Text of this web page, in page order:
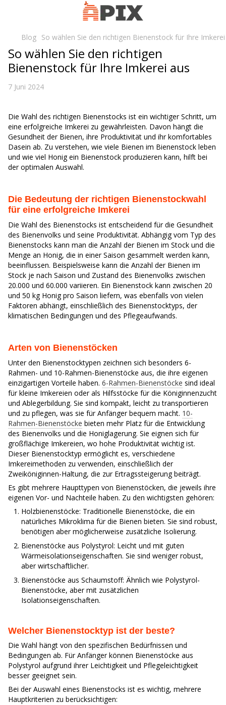
Blog So wählen Sie den richtigen Bienenstock für Ihre
So wählen Sie den richtigen
Bienenstock für Ihre Imkerei aus
7 Juni 2024
Die Wahl des richtigen Bienenstocks ist ein wichtiger Schritt, um
eine erfolgreiche Imkerei zu gewährleisten. Davon hängt die
Gesundheit der Bienen, ihre Produktivität und ihr komfortables
Dasein ab. Zu verstehen, wie viele Bienen im Bienenstock leben
und wie viel Honig ein Bienenstock produzieren kann, hilft bei
der optimalen Auswahl.
Die Bedeutung der richtigen Bienenstockwahl
für eine erfolgreiche Imkerei
Die Wahl des Bienenstocks ist entscheidend für die Gesundheit
des Bienenvolks und seine Produktivität. Abhängig vom Typ des
Bienenstocks kann man die Anzahl der Bienen im Stock und die
Menge an Honig, die in einer Saison gesammelt werden kann,
beeinflussen. Beispielsweise kann die Anzahl der Bienen im
Stock je nach Saison und Zustand des Bienenvolks zwischen
20.000 und 60.000 variieren. Ein Bienenstock kann zwischen 20
und 50 kg Honig pro Saison liefern, was ebenfalls von vielen
Faktoren abhängt, einschließlich des Bienenstocktyps, der
klimatischen Bedingungen und des Pflegeaufwands.
Arten von Bienenstöcken
Unter den Bienenstocktypen zeichnen sich besonders 6-
Rahmen- und 10-Rahmen-Bienenstöcke aus, die ihre eigenen
einzigartigen Vorteile haben. 6-Rahmen-Bienenstöcke sind ideal
für kleine Imkereien oder als Hilfsstöcke für die Königinnenzucht
und Ablegerbildung. Sie sind kompakt, leicht zu transportieren
und zu pflegen, was sie für Anfänger bequem macht. 10-
Rahmen-Bienenstöcke bieten mehr Platz für die Entwicklung
des Bienenvolks und die Honiglagerung. Sie eignen sich für
großflächige Imkereien, wo hohe Produktivität wichtig ist.
Dieser Bienenstocktyp ermöglicht es, verschiedene
Imkereimethoden zu verwenden, einschließlich der
Zweiköniginnen-Haltung, die zur Ertragssteigerung beiträgt.
Es gibt mehrere Haupttypen von Bienenstöcken, die jeweils ihre
eigenen Vor- und Nachteile haben. Zu den wichtigsten gehören:
Holzbienenstöcke: Traditionelle Bienenstöcke, die ein
natürliches Mikroklima für die Bienen bieten. Sie sind robust,
benötigen aber möglicherweise zusätzliche Isolierung.
Bienenstöcke aus Polystyrol: Leicht und mit guten
Wärmeisolationseigenschaften. Sie sind weniger robust,
aber wirtschaftlicher.
Bienenstöcke aus Schaumstoff: Ähnlich wie Polystyrol-
Bienenstöcke, aber mit zusätzlichen
Isolationseigenschaften.
Welcher Bienenstocktyp ist der beste?
Die Wahl hängt von den spezifischen Bedürfnissen und
Bedingungen ab. Für Anfänger können Bienenstöcke aus
Polystyrol aufgrund ihrer Leichtigkeit und Pflegeleichtigkeit
besser geeignet sein.
Bei der Auswahl eines Bienenstocks ist es wichtig, mehrere
Hauptkriterien zu berücksichtigen: